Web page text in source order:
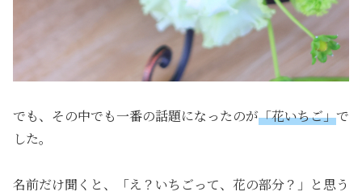
でも、その中でも一番の話題になったのが「花いちご」で
した。
名前だけ聞くと、「え？いちごって、花の部分？」と思う